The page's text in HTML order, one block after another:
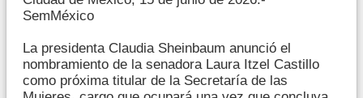
SemMéxico
La presidenta Claudia Sheinbaum anunció el
nombramiento de la senadora Laura Itzel Castillo
como próxima titular de la Secretaría de las